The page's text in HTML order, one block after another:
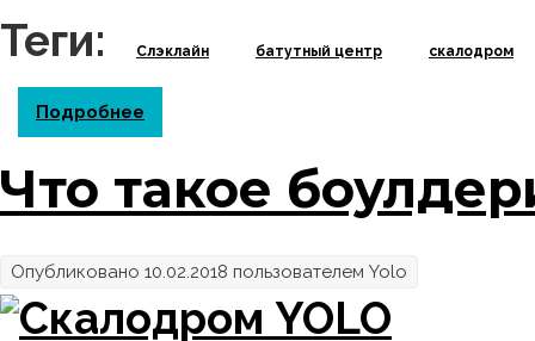
Теги:
Слэклайн батутный центр скалодром
Подробнее
Что такое
Опубликовано 10.02.2018 пользователем Yolo